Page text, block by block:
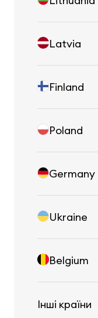
Latvia
Finland
Poland
Germany
Ukraine
Belgium
Інші країни